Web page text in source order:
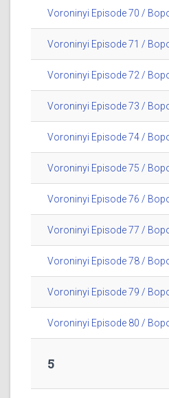
Voroninyi Episode 70 /
Voroninyi Episode 71 /
Voroninyi Episode 72 /
Voroninyi Episode 73 /
Voroninyi Episode 74 /
Voroninyi Episode 75 /
Voroninyi Episode 76 /
Voroninyi Episode 77 /
Voroninyi Episode 78 /
Voroninyi Episode 79 /
Voroninyi Episode 80 /
5